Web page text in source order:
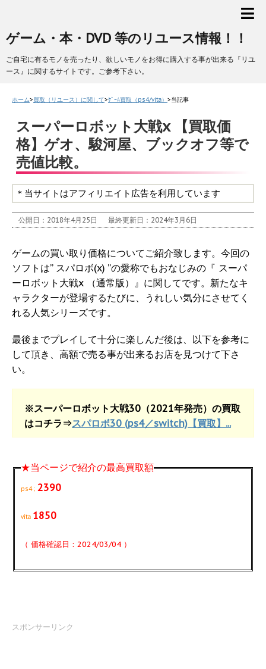
ゲーム・本・DVD 等のリユース情報！！
ご自宅に有るモノを売ったり、欲しいモノをお得に購入する事が出来る『リユ
ース』に関するサイトです。ご参考下さい。
ホーム>買取（リユース）に関して>ｹﾞｰﾑ買取（ps4/vita） >当記事
スーパーロボット大戦x 【買取価
格】ゲオ、駿河屋、ブックオフ等で
売値比較。
＊当サイトはアフィリエイト広告を利用しています
公開日：2018年4月25日 最終更新日：2024年3月6日
ゲームの買い取り価格についてご紹介致します。今回の
ソフトは” スパロボ(x) ”の愛称でもおなじみの『 スーパ
ーロボット大戦x （通常版）』に関してです。新たなキ
ャラクターが登場するたびに、うれしい気分にさせてく
れる人気シリーズです。
最後までプレイして十分に楽しんだ後は、以下を参考に
して頂き、高額で売る事が出来るお店を見つけて下さ
い。
※スーパーロボット大戦30（2021年発売）の買取
はコチラ⇒スパロボ30 (ps4／switch)【買取】...
★当ページで紹介の最高買取額
ps4 ; 2390
vita 1850
（ 価格確認日：2024/03/04 ）
スポンサーリンク